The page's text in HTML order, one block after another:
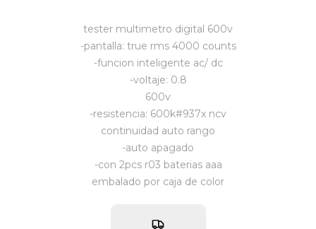
tester multimetro digital 600v
-pantalla: true rms 4000 counts
-funcion inteligente ac/ dc
-voltaje: 0.8
600v
-resistencia: 600k#937x ncv
continuidad auto rango
-auto apagado
-con 2pcs r03 baterias aaa
embalado por caja de color
Gastronomía
Vestimenta y calzado